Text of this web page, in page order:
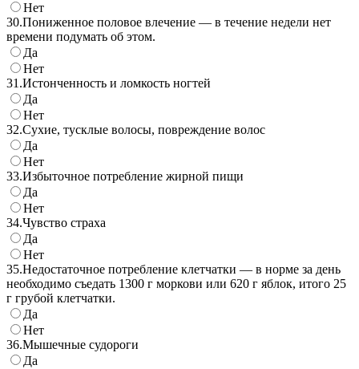
Нет
30.Пониженное половое влечение — в течение недели нет
времени подумать об этом.
Да
Нет
31.Истонченность и ломкость ногтей
Да
Нет
32.Сухие, тусклые волосы, повреждение волос
Да
Нет
33.Избыточное потребление жирной пищи
Да
Нет
34.Чувство страха
Да
Нет
35.Недостаточное потребление клетчатки — в норме за день
необходимо съедать 1300 г моркови или 620 г яблок, итого 25
г грубой клетчатки.
Да
Нет
36.Мышечные судороги
Да